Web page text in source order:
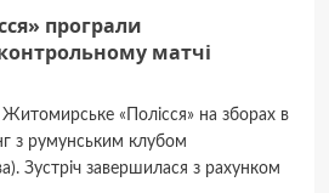
програли
матчі
«Полісся» на зборах в
з румунським клубом
Зустріч завершилася з рахунком